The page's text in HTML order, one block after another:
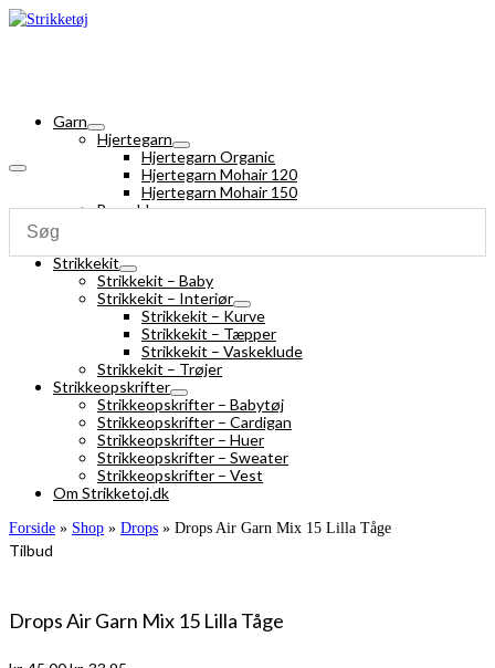
Garn
Hjertegarn
Hjertegarn Organic
Hjertegarn Mohair 120
Hjertegarn Mohair 150
Bomuldsgarn
Strikkekit
Strikkekit – Baby
Strikkekit – Interiør
Strikkekit – Kurve
Strikkekit – Tæpper
Strikkekit – Vaskeklude
Strikkekit – Trøjer
Strikkeopskrifter
Strikkeopskrifter – Babytøj
Strikkeopskrifter – Cardigan
Strikkeopskrifter – Huer
Strikkeopskrifter – Sweater
Strikkeopskrifter – Vest
Om Strikketoj.dk
Forside » Shop » Drops » Drops Air Garn Mix 15 Lilla Tåge
Tilbud
Drops Air Garn Mix 15 Lilla Tåge